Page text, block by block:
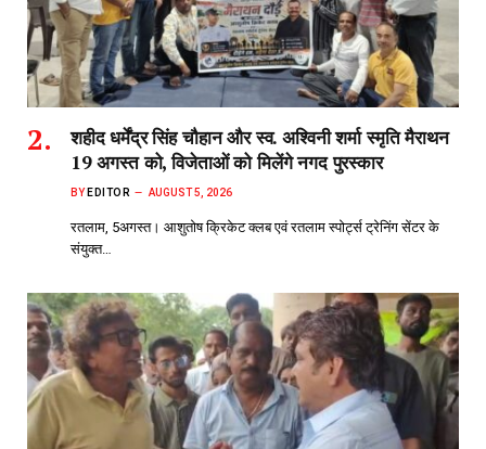
शहीद धर्मेंद्र सिंह चौहान और स्व. अश्विनी शर्मा स्मृति मैराथन
19 अगस्त को, विजेताओं को मिलेंगे नगद पुरस्कार
BY EDITOR AUGUST 5, 2026
रतलाम, 5अगस्त। आशुतोष क्रिकेट क्लब एवं रतलाम स्पोर्ट्स ट्रेनिंग सेंटर के
संयुक्त…